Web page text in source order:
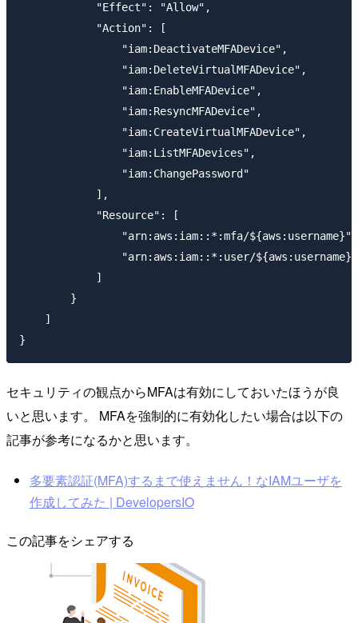
            "Effect": "Allow",
            "Action": [
                "iam:DeactivateMFADevice",
                "iam:DeleteVirtualMFADevice",
                "iam:EnableMFADevice",
                "iam:ResyncMFADevice",
                "iam:CreateVirtualMFADevice",
                "iam:ListMFADevices",
                "iam:ChangePassword"
            ],
            "Resource": [
                "arn:aws:iam::*:mfa/${aws:username}",
                "arn:aws:iam::*:user/${aws:username}"
            ]
        }
    ]
セキュリティの観点からMFAは有効にしておいたほうが良
いと思います。 MFAを強制的に有効化したい場合は以下の
記事が参考になるかと思います。
多要素認証(MFA)するまで使えません！なIAMユーザを
作成してみた | DevelopersIO
この記事をシェアする